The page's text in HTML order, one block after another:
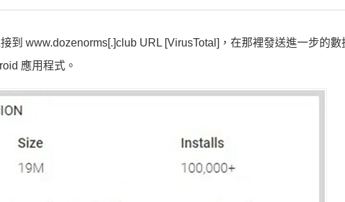
到 www.dozenorms[.]club URL [VirusTotal]，在那裡發送進一步的數
應用程式。